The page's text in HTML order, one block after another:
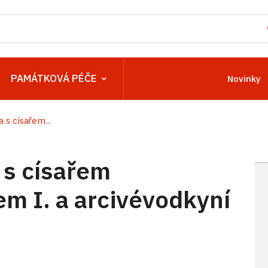
PAMÁTKOVÁ PÉČE Novinky
s císařem...
císařem
I. a arcivévodkyní